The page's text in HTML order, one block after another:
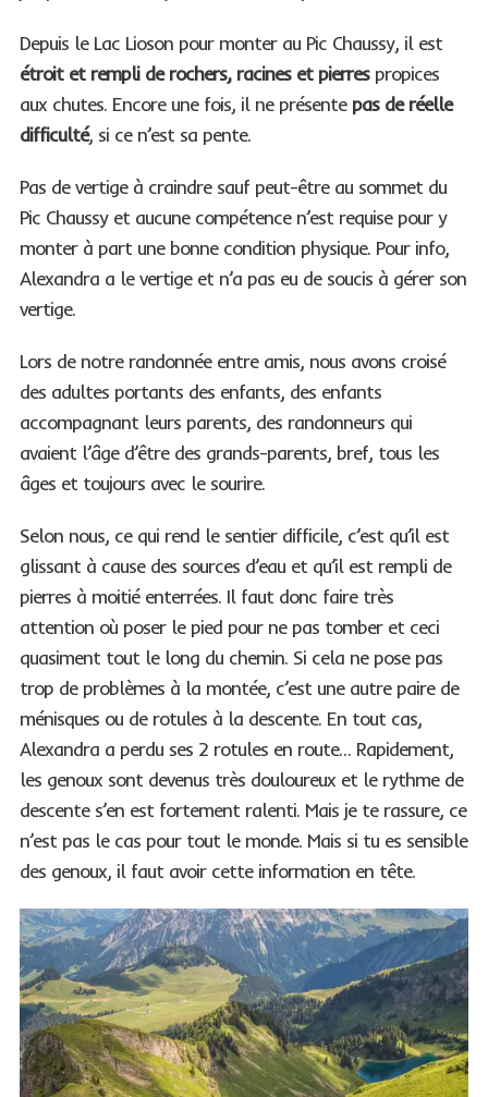
Depuis le Lac Lioson pour monter au Pic Chaussy, il est
étroit et rempli de rochers, racines et pierrespropices
aux chutes. Encore une fois, il ne présente pas de réelle
difficulté, si ce n’est sa pente.
Pas de vertige à craindre sauf peut-être au sommet du
Pic Chaussy et aucune compétence n’est requise pour y
monter à part une bonne condition physique. Pour info,
Alexandra a le vertige et n’a pas eu de soucis à gérer son
vertige.
Lors de notre randonnée entre amis, nous avons croisé
des adultes portants des enfants, des enfants
accompagnant leurs parents, des randonneurs qui
avaient l’âge d’être des grands-parents, bref, tous les
âges et toujours avec le sourire.
Selon nous, ce qui rend le sentier difficile, c’est qu’il est
glissant à cause des sources d’eau et qu’il est rempli de
pierres à moitié enterrées. Il faut donc faire très
attention où poser le pied pour ne pas tomber et ceci
quasiment tout le long du chemin. Si cela ne pose pas
trop de problèmes à la montée, c’est une autre paire de
ménisques ou de rotules à la descente. En tout cas,
Alexandra a perdu ses 2 rotules en route… Rapidement,
les genoux sont devenus très douloureux et le rythme de
descente s’en est fortement ralenti. Mais je te rassure, ce
n’est pas le cas pour tout le monde. Mais si tu es sensible
des genoux, il faut avoir cette information en tête.